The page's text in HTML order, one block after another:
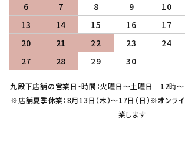
6
7 8 9 10
13
14 15 16 17
20
21 22 23 24
27
28 29 30
九段下店舗の営業日・時間：火曜日～土曜日 12時
※店舗夏季休業：8月13日（木）～17日（日）※オンラ
業します